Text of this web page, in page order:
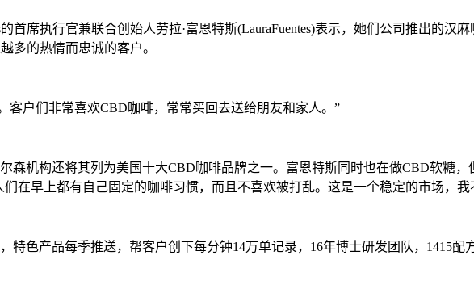
首席执行官兼联合创始人劳拉·富恩特斯(LauraFuentes)表示，她们公司推出的汉
多的热情而忠诚的客户。
客户们非常喜欢CBD咖啡，常常买回去送给朋友和家人。”
机构还将其列为美国十大CBD咖啡品牌之一。富恩特斯同时也在做CBD软糖
在早上都有自己固定的咖啡习惯，而且不喜欢被打乱。这是一个稳定的市场，
特色产品每季推送，帮客户创下每分钟14万单记录，16年博士研发团队，1415配